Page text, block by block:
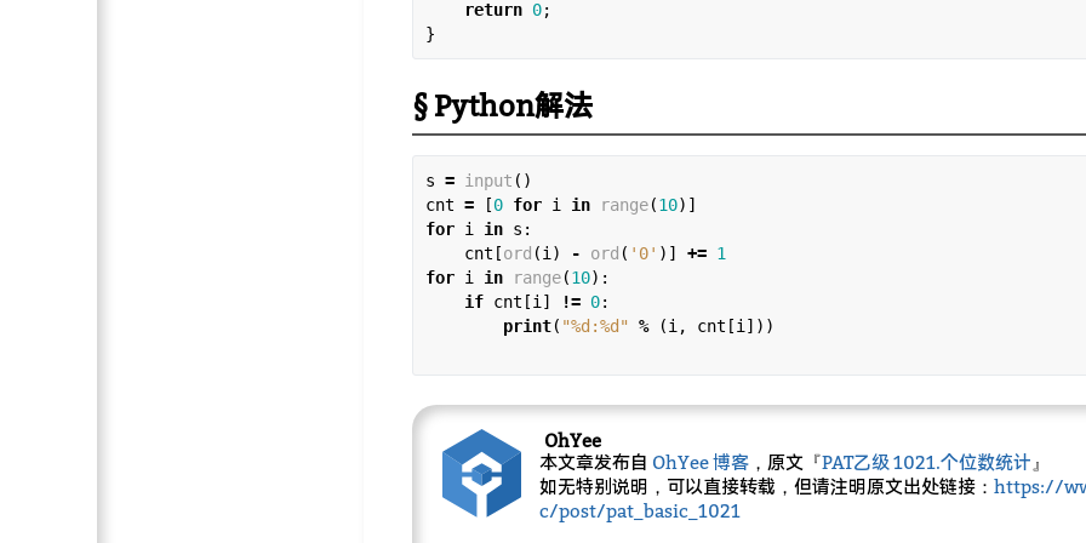
return 0;
Python解法
s = input ()
cnt = [0 for i in range(10
for i in s:
    cnt[
ord (i) - ord ( '0' )] += 1
for i in range(10):
if cnt[i] != 0:
print( "%d :%d " % (i, cnt[i]))
OhYee
本文章发布自 OhYee 博客 ，原文『PAT乙级 1021.个位数统计 』
如无特别说明，可以直接转载，但请注明原文出处链接： https://
c/post/pat_basic_1021